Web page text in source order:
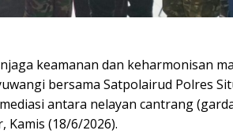
keamanan dan keharmonisan
bersama Satpolairud Polres
antara nelayan cantrang
Kamis (18/6/2026).